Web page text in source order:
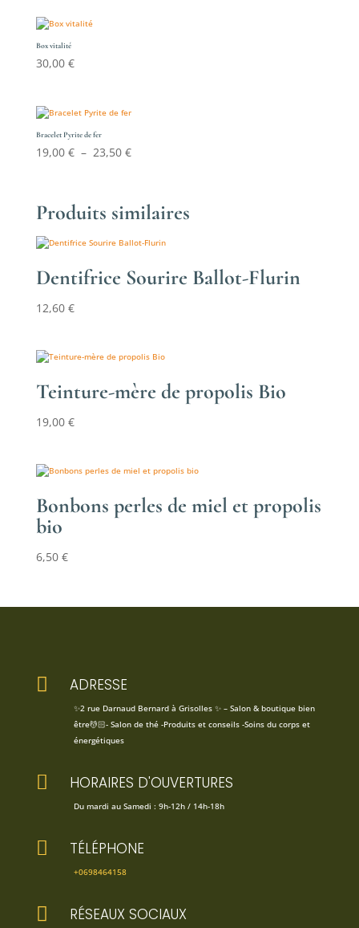
Box vitalité
30,00 €
Bracelet Pyrite de fer
19,00 € – 23,50 €Plage
19,00 €
23,50 €
Produits similaires
Dentifrice Sourire Ballot-Flurin
12,60 €
Teinture-mère de propolis Bio
19,00 €
Bonbons perles de miel et propolis
bio
6,50 €
 ADRESSE
✨2 rue Darnaud Bernard à Grisolles ✨ – Salon & boutique bien
être💆🏻- Salon de thé -Produits et conseils -Soins du corps et
énergétiques
 HORAIRES D'OUVERTURES
Du mardi au Samedi : 9h-12h / 14h-18h
 TÉLÉPHONE
+0698464158
 RÉSEAUX SOCIAUX